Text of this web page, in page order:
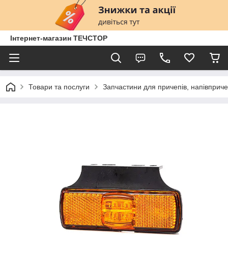
Інтернет-магазин ТЕЧСТОР
Товари та послуги Запчастини для причепів,